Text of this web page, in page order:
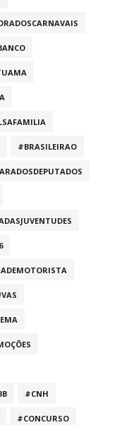
#BRASILEIRAO
#CNH
#CONCURSO